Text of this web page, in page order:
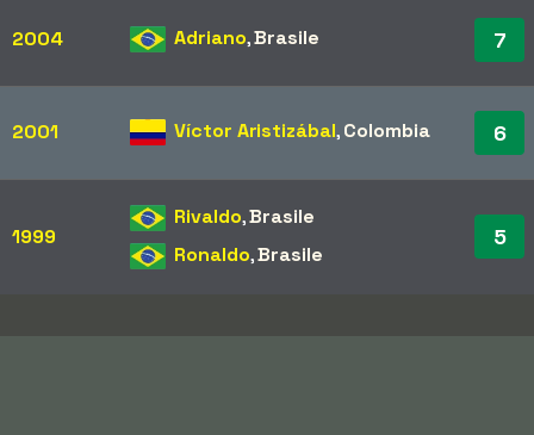
2004 Adriano,Brasile 7
2001 Víctor Aristizábal,Colombia 6
1999
Rivaldo,Brasile
Ronaldo,Brasile
5